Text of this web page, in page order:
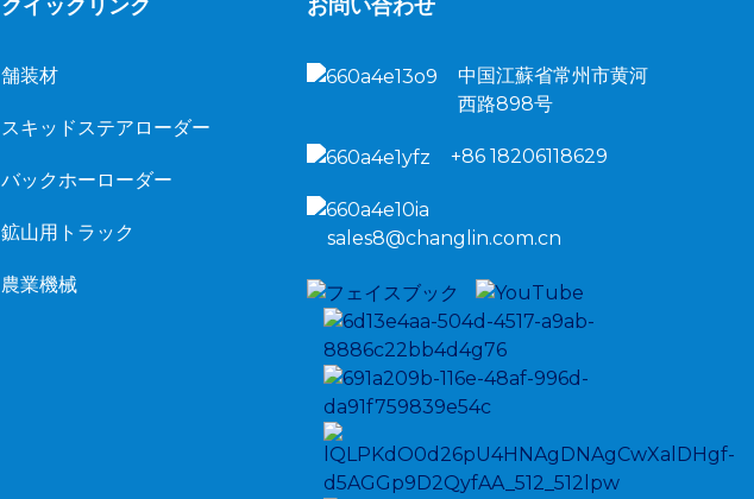
クイックリンク
舗装材
スキッドステアローダー
バックホーローダー
鉱山用トラック
農業機械
お問い合わせ
中国江蘇省常州市黄河
西路898号
+86 18206118629
sales8@changlin.com.cn